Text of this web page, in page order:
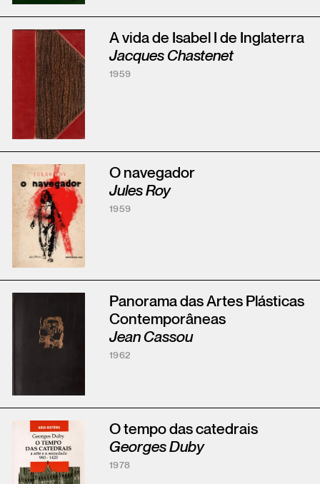
A vida de Isabel I de Inglaterra
Jacques Chastenet
1959
O navegador
Jules Roy
1959
Panorama das Artes Plásticas
Contemporâneas
Jean Cassou
1962
O tempo das catedrais
Georges Duby
1978